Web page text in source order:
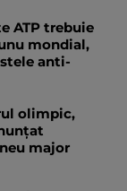
ATP trebuie
mondial,
anti-
olimpic,
major